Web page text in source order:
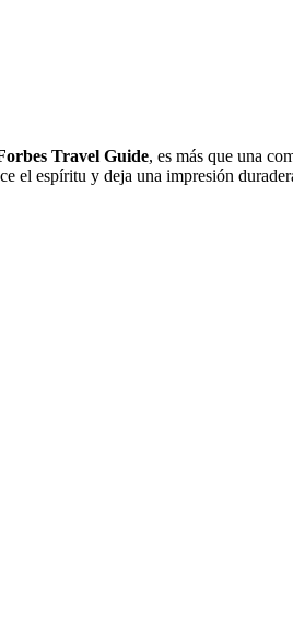
Travel Guide, es más que una
el espíritu y deja una impresión